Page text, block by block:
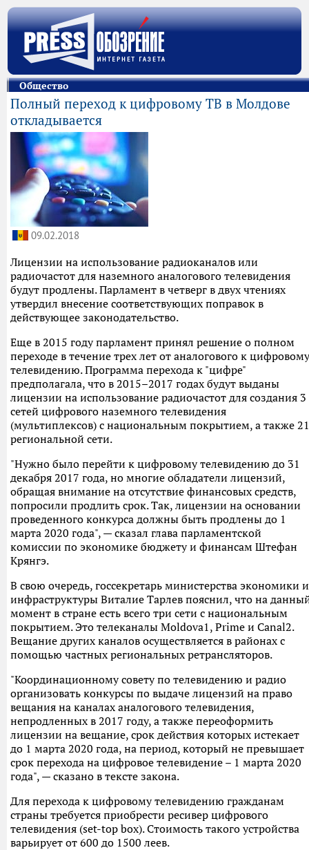
Общество
Полный переход к цифровому ТВ в Молдове
откладывается
09.02.2018
Лицензии на использование радиоканалов или
радиочастот для наземного аналогового телевидения
будут продлены. Парламент в четверг в двух чтениях
утвердил внесение соответствующих поправок в
действующее законодательство.
Еще в 2015 году парламент принял решение о полном
переходе в течение трех лет от аналогового к цифровому
телевидению. Программа перехода к "цифре"
предполагала, что в 2015–2017 годах будут выданы
лицензии на использование радиочастот для создания 3
сетей цифрового наземного телевидения
(мультиплексов) с национальным покрытием, а также 21
региональной сети.
"Нужно было перейти к цифровому телевидению до 31
декабря 2017 года, но многие обладатели лицензий,
обращая внимание на отсутствие финансовых средств,
попросили продлить срок. Так, лицензии на основании
проведенного конкурса должны быть продлены до 1
марта 2020 года", — сказал глава парламентской
комиссии по экономике бюджету и финансам Штефан
Крянгэ.
В свою очередь, госсекретарь министерства экономики и
инфраструктуры Виталие Тарлев пояснил, что на
момент в стране есть всего три сети с национальным
покрытием. Это телеканалы Мoldova1, Prime и Canal2.
Вещание других каналов осуществляется в районах с
помощью частных региональных ретрансляторов.
"Координационному совету по телевидению и радио
организовать конкурсы по выдаче лицензий на право
вещания на каналах аналогового телевидения,
непродленных в 2017 году, а также переоформить
лицензии на вещание, срок действия которых истекает
до 1 марта 2020 года, на период, который не превышает
срок перехода на цифровое телевидение – 1 марта 2020
года", — сказано в тексте закона.
Для перехода к цифровому телевидению гражданам
страны требуется приобрести ресивер цифрового
телевидения (set-top box). Стоимость такого устройства
варьирует от 600 до 1500 леев.